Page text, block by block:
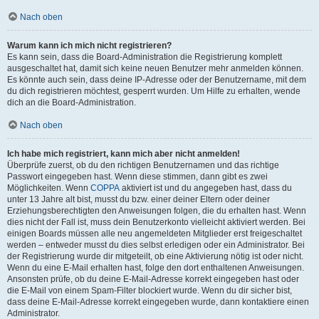
Nach oben
Warum kann ich mich nicht registrieren?
Es kann sein, dass die Board-Administration die Registrierung komplett
ausgeschaltet hat, damit sich keine neuen Benutzer mehr anmelden können.
Es könnte auch sein, dass deine IP-Adresse oder der Benutzername, mit dem
du dich registrieren möchtest, gesperrt wurden. Um Hilfe zu erhalten, wende
dich an die Board-Administration.
Nach oben
Ich habe mich registriert, kann mich aber nicht anmelden!
Überprüfe zuerst, ob du den richtigen Benutzernamen und das richtige
Passwort eingegeben hast. Wenn diese stimmen, dann gibt es zwei
Möglichkeiten. Wenn COPPA aktiviert ist und du angegeben hast, dass du
unter 13 Jahre alt bist, musst du bzw. einer deiner Eltern oder deiner
Erziehungsberechtigten den Anweisungen folgen, die du erhalten hast. Wenn
dies nicht der Fall ist, muss dein Benutzerkonto vielleicht aktiviert werden. Bei
einigen Boards müssen alle neu angemeldeten Mitglieder erst freigeschaltet
werden – entweder musst du dies selbst erledigen oder ein Administrator. Bei
der Registrierung wurde dir mitgeteilt, ob eine Aktivierung nötig ist oder nicht.
Wenn du eine E-Mail erhalten hast, folge den dort enthaltenen Anweisungen.
Ansonsten prüfe, ob du deine E-Mail-Adresse korrekt eingegeben hast oder
die E-Mail von einem Spam-Filter blockiert wurde. Wenn du dir sicher bist,
dass deine E-Mail-Adresse korrekt eingegeben wurde, dann kontaktiere einen
Administrator.